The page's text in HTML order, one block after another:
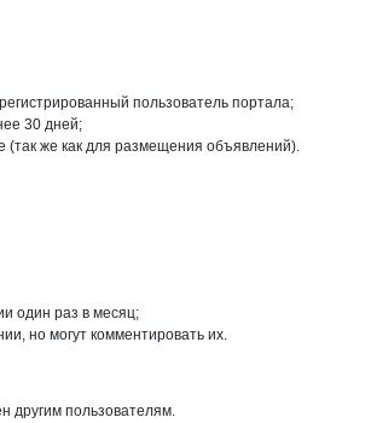
пользователь портала;
30 дней;
же как для размещения объявлений).
один раз в месяц;
но могут комментировать их.
другим пользователям.